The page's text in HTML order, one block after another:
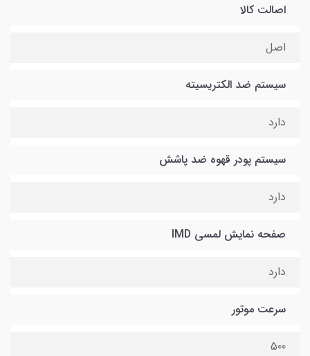
اصالت کالا
اصل
سیستم ضد الکتریسیته
دارد
سیستم پودر قهوه ضد پاشش
دارد
صفحه نمایش لمسی IMD
دارد
سرعت موتور
500